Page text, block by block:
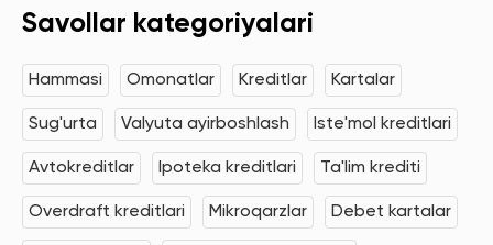
Savollar kategoriyalari
Hammasi Omonatlar Kreditlar Kartalar
Sug'urta Valyuta ayirboshlash Iste'mol kreditlari
Avtokreditlar Ipoteka kreditlari Ta'lim krediti
Overdraft kreditlari Mikroqarzlar Debet kartalar